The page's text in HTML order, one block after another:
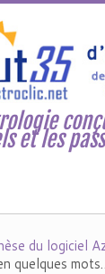
et les
du logiciel
quelques